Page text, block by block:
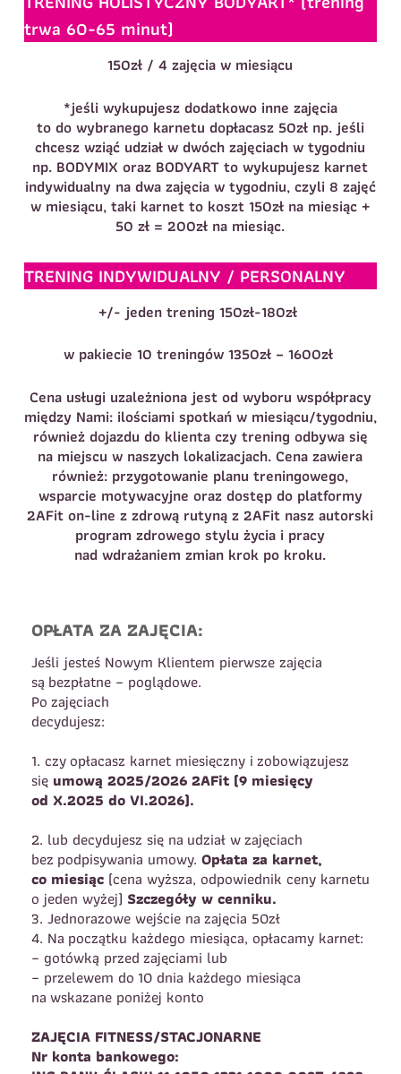
Dane rodzica
Imię* Nazwisko*
Telefon do
kontaktu*
Wybierz zajęcia*
Dane
Imię*
Nazwisko*
trwa 60-65 minut)
150zł / 4 zajęcia w miesiącu
*jeśli wykupujesz dodatkowo inne zajęcia
to do wybranego karnetu dopłacasz 50zł np. jeśli
chcesz wziąć udział w dwóch zajęciach w tygodniu
np. BODYMIX oraz BODYART to wykupujesz karnet
indywidualny na dwa zajęcia w tygodniu, czyli 8 zajęć
w miesiącu, taki karnet to koszt 150zł na miesiąc +
50 zł = 200zł na miesiąc.
TRENING INDYWIDUALNY / PERSONALNY
+/- jeden trening 150zł-180zł
w pakiecie 10 treningów 1350zł – 1600zł
Cena usługi uzależniona jest od wyboru współpracy
między Nami: ilościami spotkań w miesiącu/tygodniu,
również dojazdu do klienta czy trening odbywa się
na miejscu w naszych lokalizacjach. Cena zawiera
również: przygotowanie planu treningowego,
wsparcie motywacyjne oraz dostęp do platformy
2AFit on-line z zdrową rutyną z 2AFit nasz autorski
program zdrowego stylu życia i pracy
nad wdrażaniem zmian krok po kroku.
OPŁATA ZA ZAJĘCIA:
Jeśli jesteś Nowym Klientem pierwsze zajęcia
są bezpłatne – poglądowe.
Po zajęciach
decydujesz:
1. czy opłacasz karnet miesięczny i zobowiązujesz
się umową 2025/2026 2AFit (9 miesięcy
od X.2025 do VI.2026).
2. lub decydujesz się na udział w zajęciach
bez podpisywania umowy. Opłata za karnet,
co miesiąc(cena wyższa, odpowiednik ceny karnetu
o jeden wyżej) Szczegóły w cenniku.
3. Jednorazowe wejście na zajęcia 50zł
4. Na początku każdego miesiąca, opłacamy karnet:
– gotówką przed zajęciami lub
– przelewem do 10 dnia każdego miesiąca
na wskazane poniżej konto
ZAJĘCIA FITNESS/STACJONARNE
Nr konta bankowego: